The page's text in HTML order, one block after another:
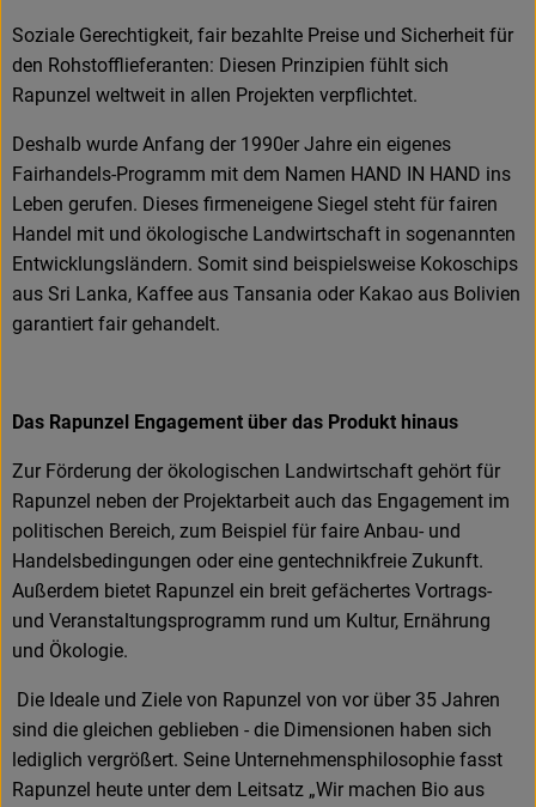
Soziale Gerechtigkeit, fair bezahlte Preise und Sicherheit für
den Rohstofflieferanten: Diesen Prinzipien fühlt sich
Rapunzel weltweit in allen Projekten verpflichtet.
Deshalb wurde Anfang der 1990er Jahre ein eigenes
Fairhandels-Programm mit dem Namen HAND IN HAND ins
Leben gerufen. Dieses firmeneigene Siegel steht für fairen
Handel mit und ökologische Landwirtschaft in sogenannten
Entwicklungsländern. Somit sind beispielsweise Kokoschips
aus Sri Lanka, Kaffee aus Tansania oder Kakao aus Bolivien
garantiert fair gehandelt.
Das Rapunzel Engagement über das Produkt hinaus
Zur Förderung der ökologischen Landwirtschaft gehört für
Rapunzel neben der Projektarbeit auch das Engagement im
politischen Bereich, zum Beispiel für faire Anbau- und
Handelsbedingungen oder eine gentechnikfreie Zukunft.
Außerdem bietet Rapunzel ein breit gefächertes Vortrags-
und Veranstaltungsprogramm rund um Kultur, Ernährung
und Ökologie.
Die Ideale und Ziele von Rapunzel von vor über 35 Jahren
sind die gleichen geblieben - die Dimensionen haben sich
lediglich vergrößert. Seine Unternehmensphilosophie fasst
Rapunzel heute unter dem Leitsatz „Wir machen Bio aus